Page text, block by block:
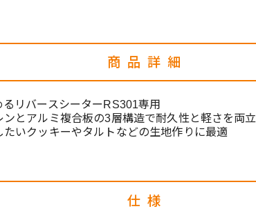
商品詳細
るリバースシーターRS301専用
ンとアルミ複合板の3層構造で耐久性と軽さを両立
たいクッキーやタルトなどの生地作りに最適
仕様